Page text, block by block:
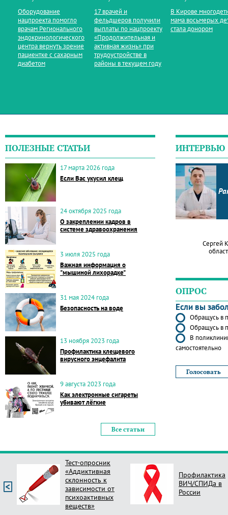
Оборудование
нацпроекта помогло
врачам Регионального
эндокринологического
центра вернуть зрение
пациентке с сахарным
диабетом
17 врачей и
фельдшеров получили
выплаты по нацпроекту
«Продолжительная и
активная жизнь» при
трудоустройстве в
районы в текущем году
В Кирове
мама восьмерых
стала донором
ПОЛЕЗНЫЕ СТАТЬИ
17 марта 2026 года
Если Вас укусил клещ
24 октября 2025 года
О закреплении кадров в
системе здравоохранения
3 июля 2025 года
Важная информация о
"мышиной лихорадке"
31 мая 2024 года
Безопасность на воде
13 ноября 2023 года
Профилактика клещевого
вирусного энцефалита
9 августа 2023 года
Как электронные сигареты
убивают лёгкие
Все статьи
ИНТЕРВЬЮ
Сергей
ОПРОС
Если вы
Обращусь в
Обращусь в
В
самостоятельно
Тест-опросник
«Аддиктивная
склонность к
зависимости от
психоактивных
веществ»
Профилактика
ВИЧ/СПИДа в
России